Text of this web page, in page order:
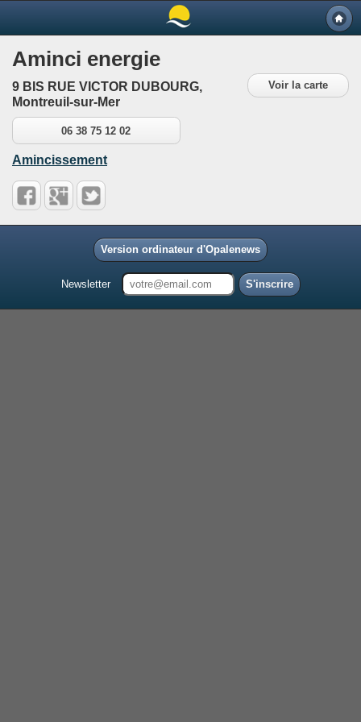
Aminci energie
Voir la carte
9 BIS RUE VICTOR DUBOURG,
Montreuil-sur-Mer
06 38 75 12 02
Amincissement
Version ordinateur d'Opalenews
Newsletter S'inscrire